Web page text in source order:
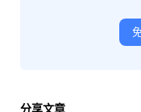
分享文章